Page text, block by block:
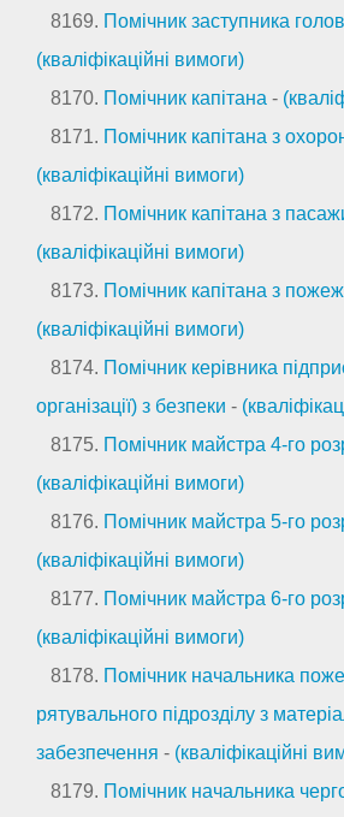
8169. Помічник заступника
(кваліфікаційні вимоги)
8170. Помічник капітана -
8171. Помічник капітана з
(кваліфікаційні вимоги)
8172. Помічник капітана з
(кваліфікаційні вимоги)
8173. Помічник капітана з
(кваліфікаційні вимоги)
8174. Помічник керівника
організації) з безпеки -
8175. Помічник майстра 4-го
(кваліфікаційні вимоги)
8176. Помічник майстра 5-го
(кваліфікаційні вимоги)
8177. Помічник майстра 6-го
(кваліфікаційні вимоги)
8178. Помічник начальника
рятувального підрозділу з
забезпечення - (кваліфікаційні
8179. Помічник начальника